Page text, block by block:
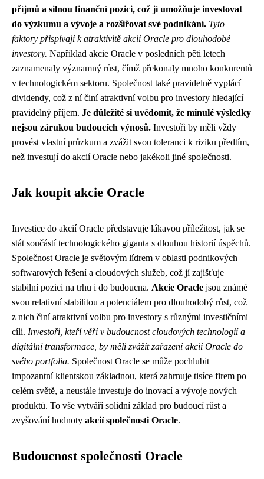
příjmů a silnou finanční pozici, což jí umožňuje investovat
do výzkumu a vývoje a rozšiřovat své podnikání. Tyto
faktory přispívají k atraktivitě akcií Oracle pro dlouhodobé
investory. Například akcie Oracle v posledních pěti letech
zaznamenaly významný růst, čímž překonaly mnoho konkurentů
v technologickém sektoru. Společnost také pravidelně vyplácí
dividendy, což z ní činí atraktivní volbu pro investory hledající
pravidelný příjem. Je důležité si uvědomit, že minulé výsledky
nejsou zárukou budoucích výnosů. Investoři by měli vždy
provést vlastní průzkum a zvážit svou toleranci k riziku předtím,
než investují do akcií Oracle nebo jakékoli jiné společnosti.
Jak koupit akcie Oracle
Investice do akcií Oracle představuje lákavou příležitost, jak se
stát součástí technologického giganta s dlouhou historií úspěchů.
Společnost Oracle je světovým lídrem v oblasti podnikových
softwarových řešení a cloudových služeb, což jí zajišťuje
stabilní pozici na trhu i do budoucna. Akcie Oracle jsou známé
svou relativní stabilitou a potenciálem pro dlouhodobý růst, což
z nich činí atraktivní volbu pro investory s různými investičními
cíli. Investoři, kteří věří v budoucnost cloudových technologií a
digitální transformace, by měli zvážit zařazení akcií Oracle do
svého portfolia. Společnost Oracle se může pochlubit
impozantní klientskou základnou, která zahrnuje tisíce firem po
celém světě, a neustále investuje do inovací a vývoje nových
produktů. To vše vytváří solidní základ pro budoucí růst a
zvyšování hodnoty akcií společnosti Oracle.
Budoucnost společnosti Oracle